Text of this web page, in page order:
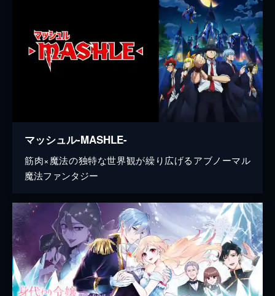
マッシュル-MASHLE-
筋肉×魔法の独特な世界観が繰り広げるアブノーマル
魔法ファンタジー